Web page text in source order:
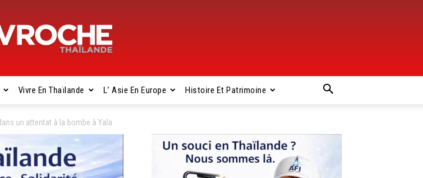
Gavroche
Thaïlande
Vivre En Thaïlande L’ Asie En Europe Histoire Et Patrimoine
un attentat à la bombe à Yala